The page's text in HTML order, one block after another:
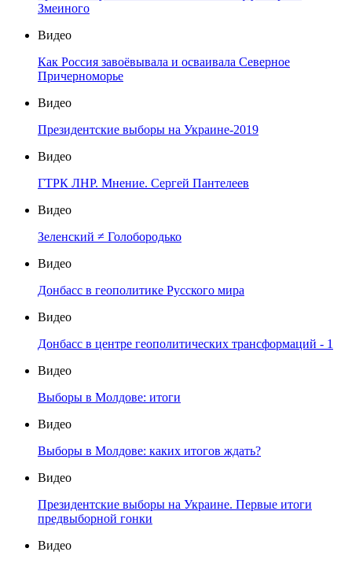
Змеиного
Видео
Как Россия завоёвывала и осваивала Северное
Причерноморье
Видео
Президентские выборы на Украине-2019
Видео
ГТРК ЛНР. Мнение. Сергей Пантелеев
Видео
Зеленский ≠ Голобородько
Видео
Донбасс в геополитике Русского мира
Видео
Донбасс в центре геополитических трансформаций - 1
Видео
Выборы в Молдове: итоги
Видео
Выборы в Молдове: каких итогов ждать?
Видео
Президентские выборы на Украине. Первые итоги
предвыборной гонки
Видео